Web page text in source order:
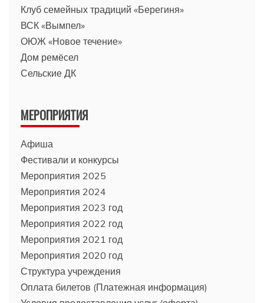
Клуб семейных традиций «Берегиня»
ВСК «Вымпел»
ОЮЖ «Новое течение»
Дом ремёсел
Сельские ДК
МЕРОПРИЯТИЯ
Афиша
Фестивали и конкурсы
Мероприятия 2025
Мероприятия 2024
Мероприятия 2023 год
Мероприятия 2022 год
Мероприятия 2021 год
Мероприятия 2020 год
Структура учреждения
Оплата билетов (Платежная информация)